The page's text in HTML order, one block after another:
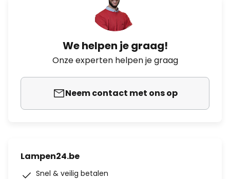
We helpen je graag!
Onze experten helpen je graag
Neem contact met ons op
Lampen24.be
Snel & veilig betalen